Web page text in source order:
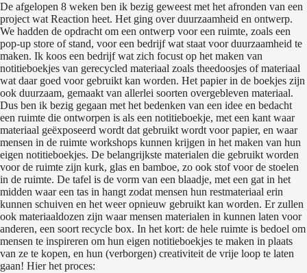
De afgelopen 8 weken ben ik bezig geweest met het afronden van een
project wat Reaction heet. Het ging over duurzaamheid en ontwerp.
We hadden de opdracht om een ontwerp voor een ruimte, zoals een
pop-up store of stand, voor een bedrijf wat staat voor duurzaamheid te
maken. Ik koos een bedrijf wat zich focust op het maken van
notitieboekjes van gerecycled materiaal zoals theedoosjes of materiaal
wat daar goed voor gebruikt kan worden. Het papier in de boekjes zijn
ook duurzaam, gemaakt van allerlei soorten overgebleven materiaal.
Dus ben ik bezig gegaan met het bedenken van een idee en bedacht
een ruimte die ontworpen is als een notitieboekje, met een kant waar
materiaal geëxposeerd wordt dat gebruikt wordt voor papier, en waar
mensen in de ruimte workshops kunnen krijgen in het maken van hun
eigen notitieboekjes. De belangrijkste materialen die gebruikt worden
voor de ruimte zijn kurk, glas en bamboe, zo ook stof voor de stoelen
in de ruimte. De tafel is de vorm van een blaadje, met een gat in het
midden waar een tas in hangt zodat mensen hun restmateriaal erin
kunnen schuiven en het weer opnieuw gebruikt kan worden. Er zullen
ook materiaaldozen zijn waar mensen materialen in kunnen laten voor
anderen, een soort recycle box. In het kort: de hele ruimte is bedoel om
mensen te inspireren om hun eigen notitieboekjes te maken in plaats
van ze te kopen, en hun (verborgen) creativiteit de vrije loop te laten
gaan! Hier het proces: